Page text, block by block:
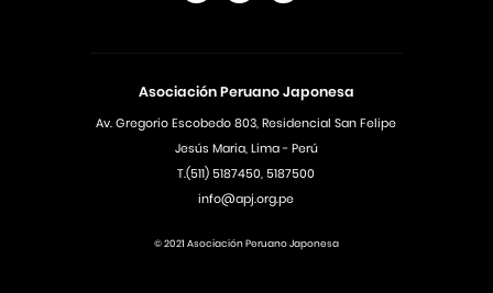
Asociación Peruano Japonesa
Av. Gregorio Escobedo 803, Residencial San Felipe
Jesús Maria, Lima - Perú
T.(511) 5187450, 5187500
info@apj.org.pe
© 2021 Asociación Peruano Japonesa